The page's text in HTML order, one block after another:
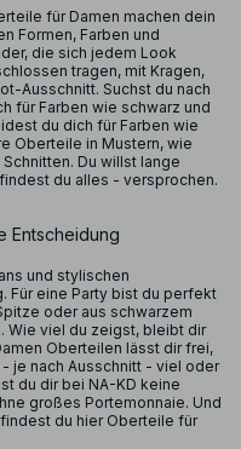
für Damen machen dein
Formen, Farben und
die sich jedem Look
tragen, mit Kragen,
Ausschnitt. Suchst du nach
für Farben wie schwarz und
du dich für Farben wie
Oberteile in Mustern, wie
Du willst lange
du alles - versprochen.
Entscheidung
und stylischen
Für eine Party bist du perfekt
oder aus schwarzem
Wie viel du zeigst, bleibt dir
Oberteilen lässt dir frei,
je nach Ausschnitt - viel oder
du dir bei NA-KD keine
großes Portemonnaie. Und
du hier Oberteile für